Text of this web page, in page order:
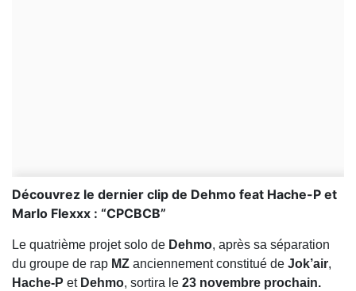
Découvrez le dernier clip de Dehmo feat Hache-P et
Marlo Flexxx : “CPCBCB”
Le quatrième projet solo de Dehmo, après sa séparation
du groupe de rap MZ anciennement constitué de Jok’air,
Hache-P et Dehmo, sortira le 23 novembre prochain.